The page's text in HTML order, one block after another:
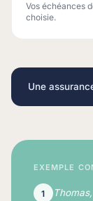
Vos échéances
choisie.
Une
EXEMPLE
1